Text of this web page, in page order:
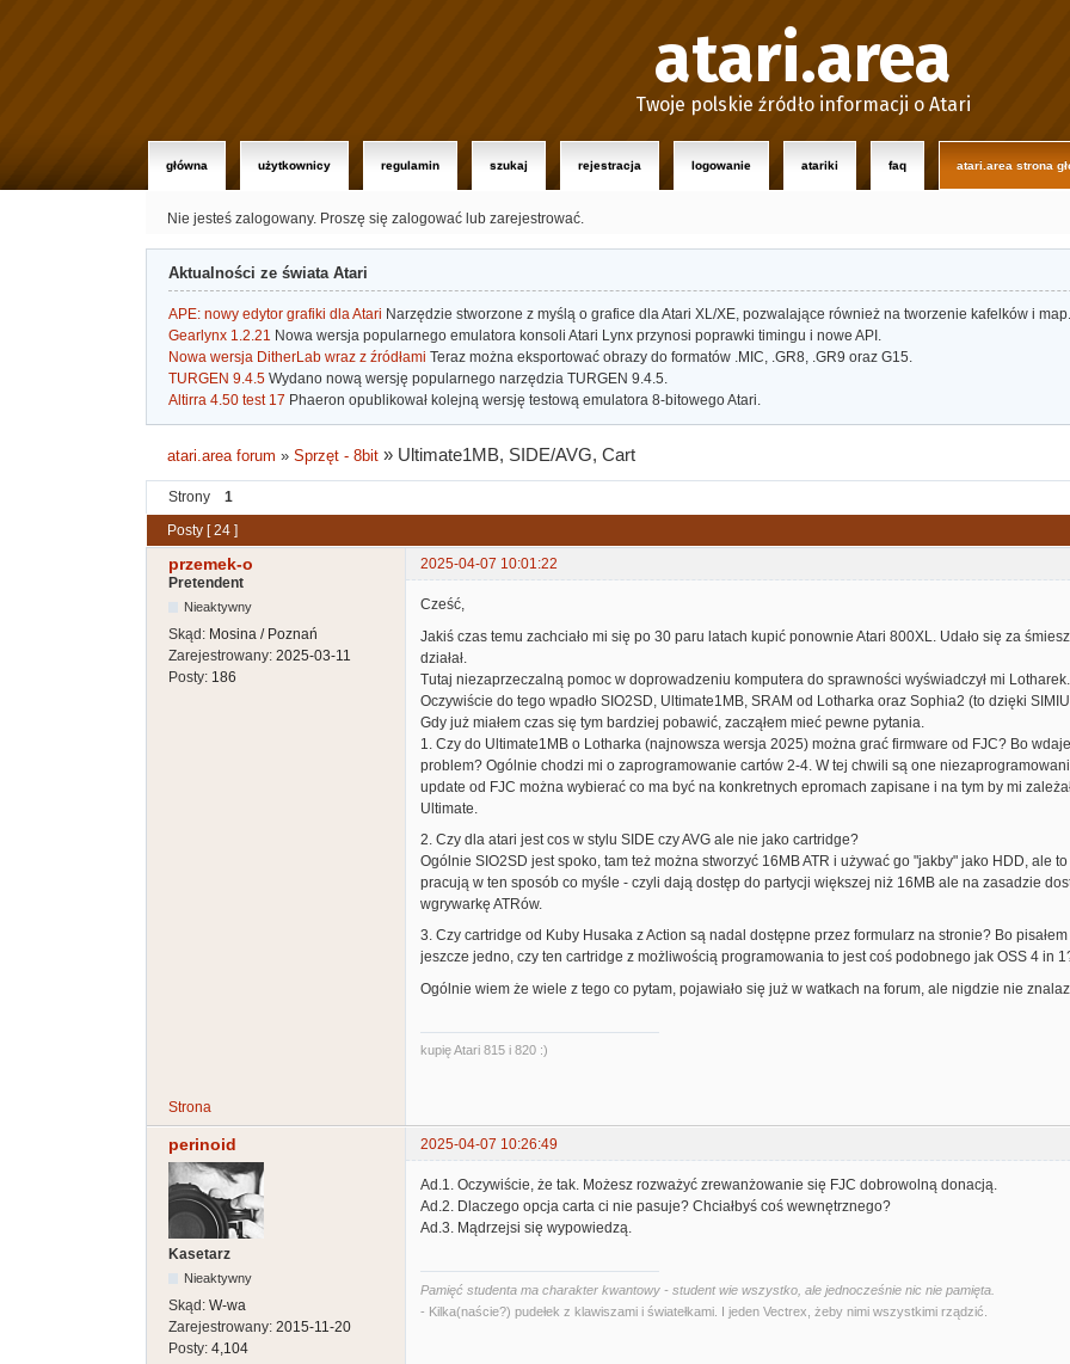
atari.area
Twoje polskie źródło informacji o Atari
główna użytkownicy regulamin szukaj rejestracja logowanie atariki faq atari.area strona
Nie jesteś zalogowany. Proszę się zalogować lub zarejestrować.
Aktualności ze świata Atari
APE: nowy edytor grafiki dla Atari Narzędzie stworzone z myślą o grafice dla Atari XL/XE, pozwalające również na tworzenie kafelków i map.
Gearlynx 1.2.21 Nowa wersja popularnego emulatora konsoli Atari Lynx przynosi poprawki timingu i nowe API.
Nowa wersja DitherLab wraz z źródłami Teraz można eksportować obrazy do formatów .MIC, .GR8, .GR9 oraz G15.
TURGEN 9.4.5 Wydano nową wersję popularnego narzędzia TURGEN 9.4.5.
Altirra 4.50 test 17 Phaeron opublikował kolejną wersję testową emulatora 8-bitowego Atari.
atari.area forum »Sprzęt - 8bit » Ultimate1MB, SIDE/AVG, Cart
Strony
1
Posty [ 24 ]
przemek-o
2025-04-07 10:01:22
Pretendent
Nieaktywny
Skąd: Mosina / Poznań
Zarejestrowany: 2025-03-11
Posty: 186
Cześć,
Jakiś czas temu zachciało mi się po 30 paru latach kupić ponownie Atari 800XL. Udało się za
działał.
Tutaj niezaprzeczalną pomoc w doprowadzeniu komputera do sprawności wyświadczył mi Lotharek.
Oczywiście do tego wpadło SIO2SD, Ultimate1MB, SRAM od Lotharka oraz Sophia2 (to dzięki
Gdy już miałem czas się tym bardziej pobawić, zacząłem mieć pewne pytania.
1. Czy do Ultimate1MB o Lotharka (najnowsza wersja 2025) można grać firmware od FJC? Bo
problem? Ogólnie chodzi mi o zaprogramowanie cartów 2-4. W tej chwili są one
update od FJC można wybierać co ma być na konkretnych epromach zapisane i na tym by mi
Ultimate.
2. Czy dla atari jest cos w stylu SIDE czy AVG ale nie jako cartridge?
Ogólnie SIO2SD jest spoko, tam też można stworzyć 16MB ATR i używać go "jakby" jako HDD, ale
pracują w ten sposób co myśle - czyli dają dostęp do partycji większej niż 16MB ale na zasadzie
wgrywarkę ATRów.
3. Czy cartridge od Kuby Husaka z Action są nadal dostępne przez formularz na stronie? Bo
jeszcze jedno, czy ten cartridge z możliwością programowania to jest coś podobnego jak OSS 4 in
Ogólnie wiem że wiele z tego co pytam, pojawiało się już w watkach na forum, ale nigdzie nie
kupię Atari 815 i 820 :)
Strona
perinoid 2025-04-07 10:26:49
Kasetarz
Nieaktywny
Skąd: W-wa
Zarejestrowany: 2015-11-20
Posty: 4,104
Ad.1. Oczywiście, że tak. Możesz rozważyć zrewanżowanie się FJC dobrowolną donacją.
Ad.2. Dlaczego opcja carta ci nie pasuje? Chciałbyś coś wewnętrznego?
Ad.3. Mądrzejsi się wypowiedzą.
Pamięć studenta ma charakter kwantowy - student wie wszystko, ale jednocześnie nic nie pamięta.
- Kilka(naście?) pudełek z klawiszami i światełkami. I jeden Vectrex, żeby nimi wszystkimi rządzić.